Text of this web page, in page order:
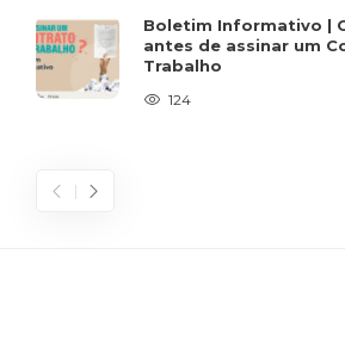
Boletim Informativo |
antes de assinar um
Trabalho
124